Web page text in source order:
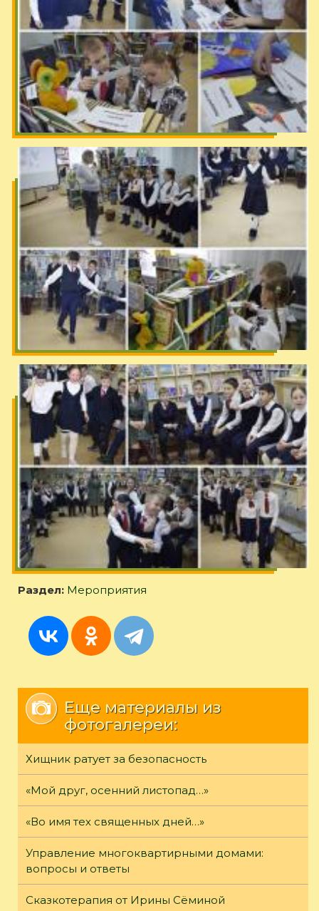
Раздел: Мероприятия
Еще материалы из
фотогалереи:
Хищник ратует за безопасность
«Мой друг, осенний листопад…»
«Во имя тех священных дней…»
Управление многоквартирными домами:
вопросы и ответы
Сказкотерапия от Ирины Сёминой